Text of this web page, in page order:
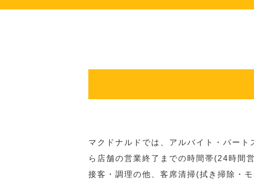
マクドナルドでは、アルバイト・パー
ら店舗の営業終了までの時間帯(24時間
接客・調理の他、客席清掃(拭き掃除・